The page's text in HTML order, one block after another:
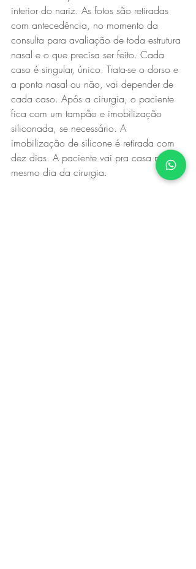
interior do nariz. As fotos são retiradas
com antecedência, no momento da
consulta para avaliação de toda estrutura
nasal e o que precisa ser feito. Cada
caso é singular, único. Trata-se o dorso e
a ponta nasal ou não, vai depender de
cada caso. Após a cirurgia, o paciente
fica com um tampão e imobilização
siliconada, se necessário. A
imobilização de silicone é retirada com
dez dias. A paciente vai pra casa no
mesmo dia da cirurgia.